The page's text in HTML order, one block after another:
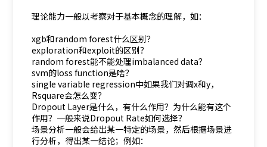
理论能力一般以考察对于基本概念的理解，如：
xgb和random forest什么区别？
exploration和exploit的区别？
random forest能不能处理imbalanced data？
svm的loss function是啥？
single variable regression中如果我们对调x和y，
Rsquare会怎么变？
Dropout Layer是什么，有什么作用？为什么能有这个
作用？一般来说Dropout Rate如何选择？
场景分析一般会给出某一特定的场景，然后根据场景进
行分析，得出某一结论；例如：